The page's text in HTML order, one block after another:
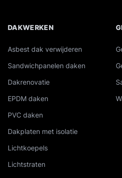
Overzicht van onze industriële
DAKWERKEN
Asbest dak verwijderen
Sandwichpanelen daken
Dakrenovatie
EPDM daken
PVC daken
Dakplaten met isolatie
Lichtkoepels
Lichtstraten